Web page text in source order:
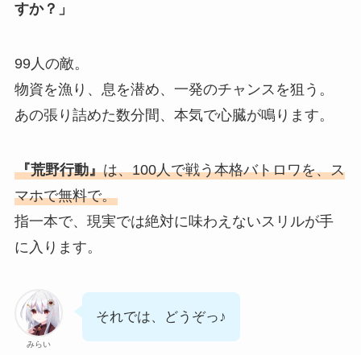
すか？」
99人の敵。
物資を漁り、息を潜め、一発のチャンスを狙う。
あの張り詰めた数分間、本気で心臓が鳴ります。
『荒野行動』は、100人で戦う本格バトロワを、ス
マホで無料で。
指一本で、現実では絶対に味わえないスリルが手
に入ります。
みらい
それでは、どうぞっ♪